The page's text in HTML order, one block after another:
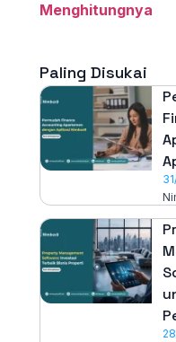
Menghitungnya
Paling Disukai